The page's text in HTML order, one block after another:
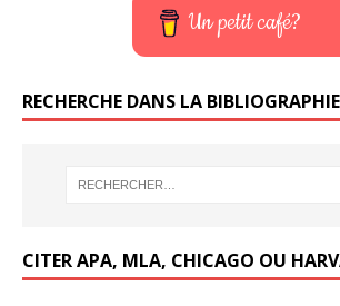
Un petit café?
RECHERCHE DANS LA BIBLIOGRAPHIE
CITER APA, MLA, CHICAGO OU